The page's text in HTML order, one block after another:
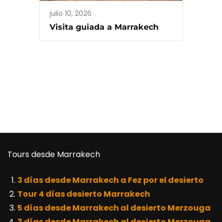
julio 10, 2026
Visita guiada a Marrakech
Tours desde Marrakech
3 días desde Marrakech a Fez por el desierto
Tour 4 días desierto Marrakech
5 días desde Marrakech al desierto Merzouga